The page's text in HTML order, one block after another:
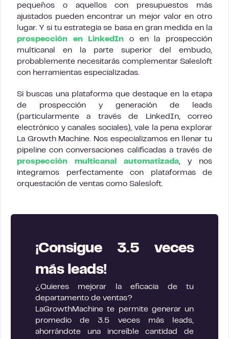
pequeños o aquellos con presupuestos más
ajustados pueden encontrar un mejor valor en otro
lugar. Y si tu estrategia se basa en gran medida en la
prospección en LinkedIn o en la prospección
multicanal en la parte superior del embudo,
probablemente necesitarás complementar Salesloft
con herramientas especializadas.
Si buscas una plataforma que destaque en la etapa
de prospección y generación de leads
(particularmente a través de LinkedIn, correo
electrónico y canales sociales), vale la pena explorar
La Growth Machine. Nos especializamos en llenar tu
pipeline con conversaciones calificadas a través de
prospección multicanal automatizada, y nos
integramos perfectamente con plataformas de
orquestación de ventas como Salesloft.
¡Consigue 3.5 veces
más leads!
¿Quieres mejorar la eficacia de tu
departamento de ventas?
LaGrowthMachine te permite generar un
promedio de 3.5 veces más leads,
ahorrándote una increíble cantidad de